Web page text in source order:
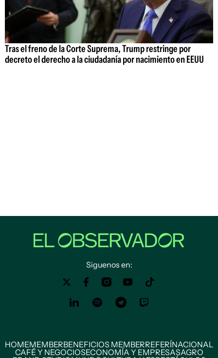
Tras el freno de la Corte Suprema, Trump restringe por
decreto el derecho a la ciudadanía por nacimiento en EEUU
Siguenos en:
HOMEMEMBERBENEFICIOS MEMBERREFERÍNACIONAL
CAFÉ Y NEGOCIOSECONOMÍA Y EMPRESASAGRO